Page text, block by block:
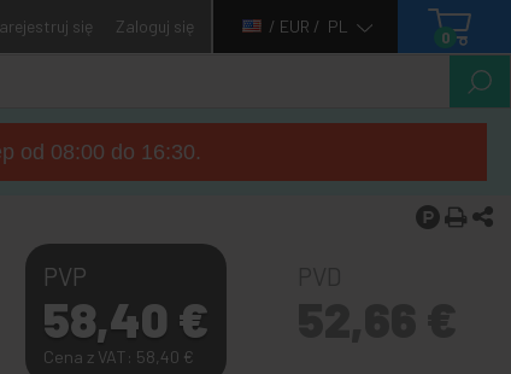
się Zaloguj się / EUR / PL
0
od 08:00 do 16:30.
PVP
58,40 €
Cena z VAT: 58,40 €